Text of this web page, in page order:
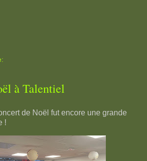
à Talentiel
de Noël fut encore une grande
!